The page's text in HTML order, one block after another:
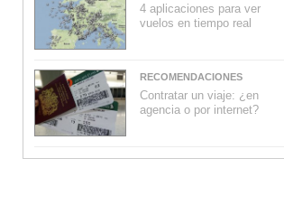
4 aplicaciones para ver
vuelos en tiempo real
RECOMENDACIONES
Contratar un viaje: ¿en
agencia o por internet?